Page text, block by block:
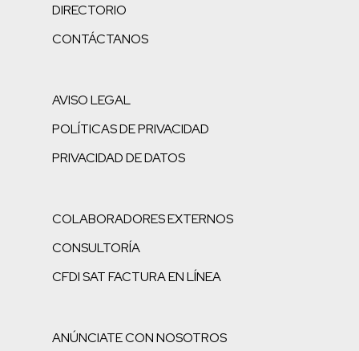
DIRECTORIO
CONTÁCTANOS
AVISO LEGAL
POLÍTICAS DE PRIVACIDAD
PRIVACIDAD DE DATOS
COLABORADORES EXTERNOS
CONSULTORÍA
CFDI SAT FACTURA EN LÍNEA
ANÚNCIATE CON NOSOTROS